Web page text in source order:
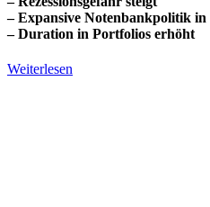
– Expansive Notenbankpolitik
– Duration in Portfolios erhöht
Weiterlesen